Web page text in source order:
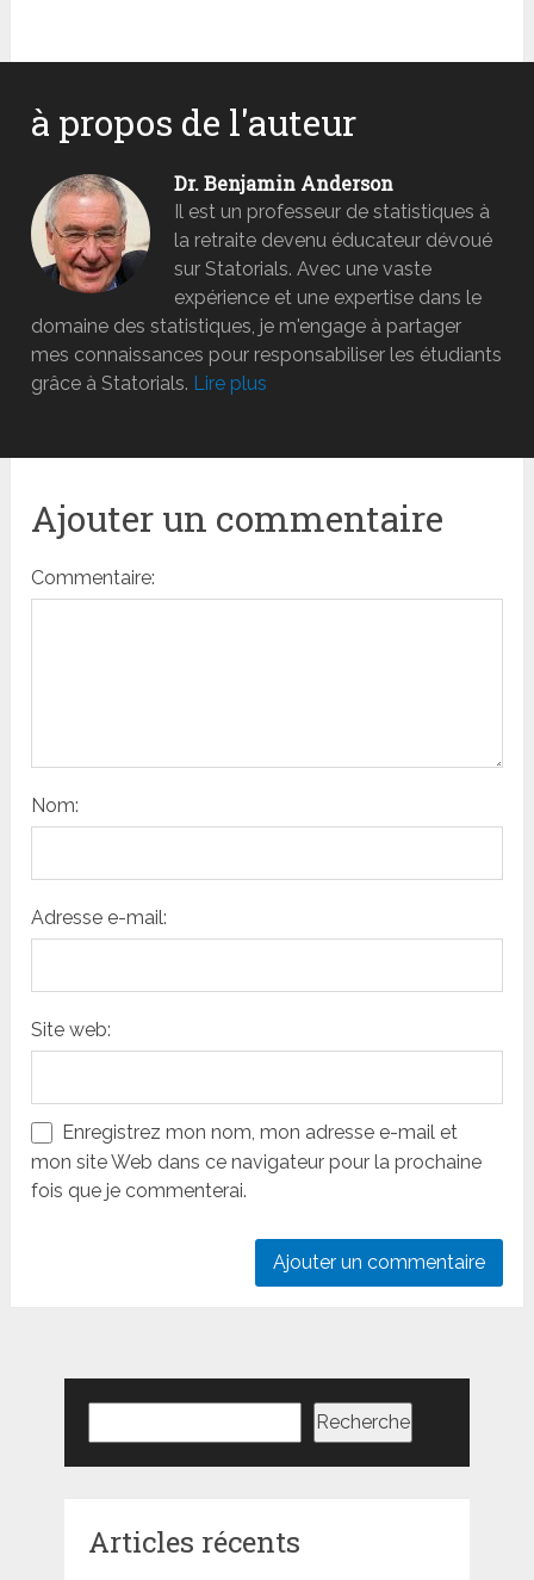
à propos de l'auteur
Dr. Benjamin Anderson
Il est un professeur de statistiques à
la retraite devenu éducateur dévoué
sur Statorials. Avec une vaste
expérience et une expertise dans le
domaine des statistiques, je m'engage à partager
mes connaissances pour responsabiliser les étudiants
grâce à Statorials. Lire plus
Ajouter un commentaire
Commentaire:
Nom:
Adresse e-mail:
Site web:
Enregistrez mon nom, mon adresse e-mail et
mon site Web dans ce navigateur pour la prochaine
fois que je commenterai.
Recherche
Articles récents